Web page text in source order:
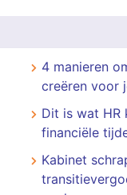
4 manieren
creëren voor
Dit is wat HR
financiële
Kabinet